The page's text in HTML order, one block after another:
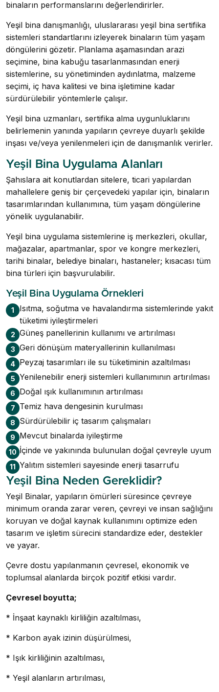
binaların performanslarını değerlendirirler.
Yeşil bina danışmanlığı, uluslararası yeşil bina sertifika
sistemleri standartlarını izleyerek binaların tüm yaşam
döngülerini gözetir. Planlama aşamasından arazi
seçimine, bina kabuğu tasarlanmasından enerji
sistemlerine, su yönetiminden aydınlatma, malzeme
seçimi, iç hava kalitesi ve bina işletimine kadar
sürdürülebilir yöntemlerle çalışır.
Yeşil bina uzmanları, sertifika alma uygunluklarını
belirlemenin yanında yapıların çevreye duyarlı şekilde
inşası ve/veya yenilenmeleri için de danışmanlık verirler.
Yeşil Bina Uygulama Alanları
Şahıslara ait konutlardan sitelere, ticari yapılardan
mahallelere geniş bir çerçevedeki yapılar için, binaların
tasarımlarından kullanımına, tüm yaşam döngülerine
yönelik uygulanabilir.
Yeşil bina uygulama sistemlerine iş merkezleri, okullar,
mağazalar, apartmanlar, spor ve kongre merkezleri,
tarihi binalar, belediye binaları, hastaneler; kısacası tüm
bina türleri için başvurulabilir.
Yeşil Bina Uygulama Örnekleri
1
Isıtma, soğutma ve havalandırma sistemlerinde yakıt
tüketimi iyileştirmeleri
2 Güneş panellerinin kullanımı ve artırılması
3 Geri dönüşüm materyallerinin kullanılması
4 Peyzaj tasarımları ile su tüketiminin azaltılması
5 Yenilenebilir enerji sistemleri kullanımının artırılması
6 Doğal ışık kullanımının artırılması
7 Temiz hava dengesinin kurulması
8 Sürdürülebilir iç tasarım çalışmaları
9 Mevcut binalarda iyileştirme
10 İçinde ve yakınında bulunulan doğal çevreyle uyum
11 Yalıtım sistemleri sayesinde enerji tasarrufu
Yeşil Bina Neden Gereklidir?
Yeşil Binalar, yapıların ömürleri süresince çevreye
minimum oranda zarar veren, çevreyi ve insan sağlığını
koruyan ve doğal kaynak kullanımını optimize eden
tasarım ve işletim sürecini standardize eder, destekler
ve yayar.
Çevre dostu yapılanmanın çevresel, ekonomik ve
toplumsal alanlarda birçok pozitif etkisi vardır.
Çevresel boyutta;
* İnşaat kaynaklı kirliliğin azaltılması,
* Karbon ayak izinin düşürülmesi,
* Işık kirliliğinin azaltılması,
* Yeşil alanların artırılması,